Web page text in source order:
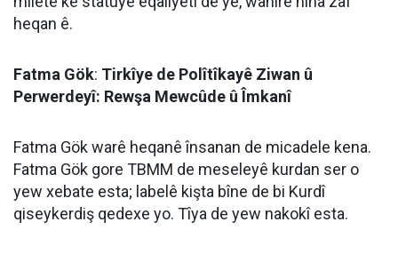
heqan ê.
Fatma Gök: Tirkîye de Polîtîkayê Ziwan û
Perwerdeyî: Rewşa Mewcûde û Îmkanî
Fatma Gök warê heqanê însanan de micadele kena.
Fatma Gök gore TBMM de meseleyê kurdan ser o
yew xebate esta; labelê kişta bîne de bi Kurdî
qiseykerdiş qedexe yo. Tîya de yew nakokî esta.